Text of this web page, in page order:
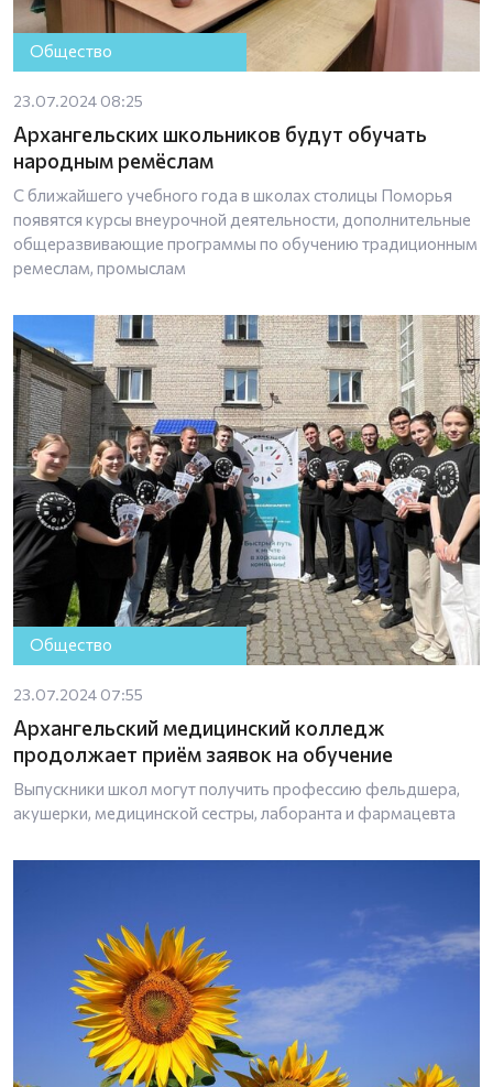
Общество
23.07.2024 08:25
Архангельских школьников будут обучать
народным ремёслам
С ближайшего учебного года в школах столицы Поморья
появятся курсы внеурочной деятельности, дополнительные
общеразвивающие программы по обучению традиционным
ремеслам, промыслам
Общество
23.07.2024 07:55
Архангельский медицинский колледж
продолжает приём заявок на обучение
Выпускники школ могут получить профессию фельдшера,
акушерки, медицинской сестры, лаборанта и фармацевта